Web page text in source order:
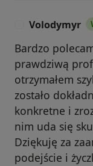
Volodymyr
Bardzo
prawdziwą
otrzymałem
zostało
konkretne i
nim uda się
Dziękuję za
podejście i